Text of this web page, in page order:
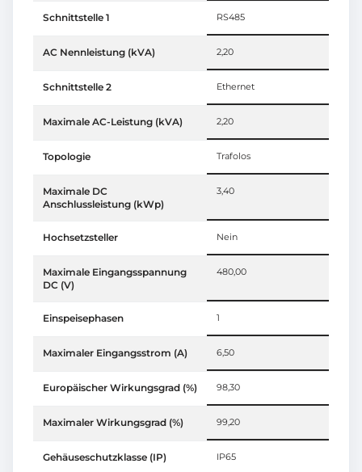
Schnittstelle 1 RS485
AC Nennleistung (kVA) 2,20
Schnittstelle 2 Ethernet
Maximale AC-Leistung (kVA) 2,20
Topologie Trafolos
Maximale DC
Anschlussleistung (kWp)
3,40
Hochsetzsteller Nein
Maximale Eingangsspannung
DC (V)
480,00
Einspeisephasen 1
Maximaler Eingangsstrom (A) 6,50
Europäischer Wirkungsgrad (%) 98,30
Maximaler Wirkungsgrad (%) 99,20
Gehäuseschutzklasse (IP) IP65